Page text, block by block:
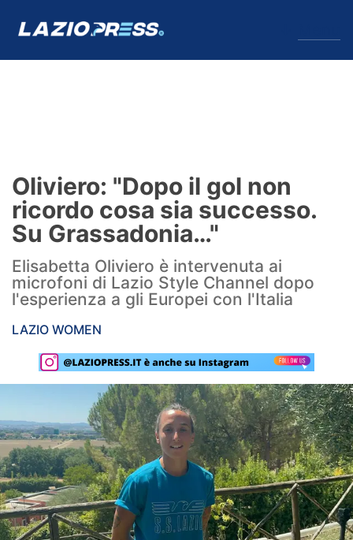
Formello
Infortuni
Primavera
Calciomercato
Lazio Women
Rassegna Lazio
Calcio
Serie A
Champions League
Oliviero: "Dopo il gol non
ricordo cosa sia successo.
Su Grassadonia…"
Elisabetta Oliviero è intervenuta ai
microfoni di Lazio Style Channel dopo
l'esperienza a gli Europei con l'Italia
LAZIO WOMEN